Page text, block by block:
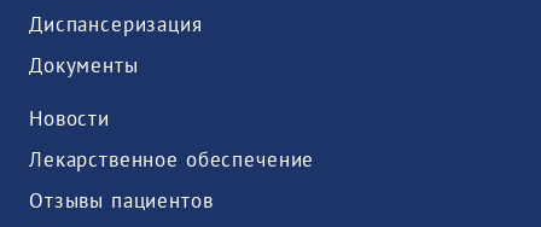
Диспансеризация
Документы
Новости
Лекарственное обеспечение
Отзывы пациентов